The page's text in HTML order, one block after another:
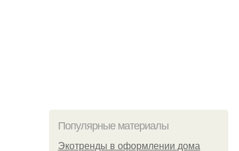
Популярные материалы
Экотренды в оформлении дома